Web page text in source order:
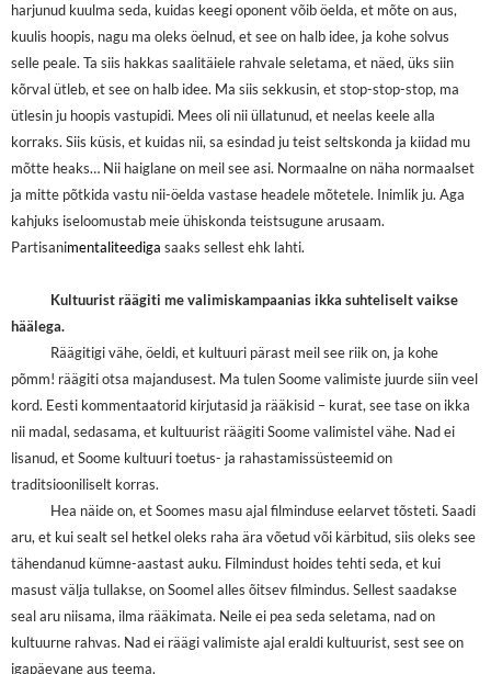
harjunud kuulma seda, kuidas keegi oponent võib öelda, et mõte on aus,
kuulis hoopis, nagu ma oleks öelnud, et see on halb idee, ja kohe solvus
selle peale. Ta siis hakkas saalitäiele rahvale seletama, et näed, üks siin
kõrval ütleb, et see on halb idee. Ma siis sekkusin, et stop-stop-stop, ma
ütlesin ju hoopis vastupidi. Mees oli nii üllatunud, et neelas keele alla
korraks. Siis küsis, et kuidas nii, sa esindad ju teist seltskonda ja kiidad mu
mõtte heaks… Nii haiglane on meil see asi. Normaalne on näha normaalset
ja mitte põtkida vastu nii-öelda vastase headele mõtetele. Inimlik ju. Aga
kahjuks iseloomustab meie ühiskonda teistsugune arusaam.
Partisanimentaliteediga saaks sellest ehk lahti.
Kultuurist räägiti me valimiskampaanias ikka suhteliselt vaikse
häälega.
Räägitigi vähe, öeldi, et kultuuri pärast meil see riik on, ja kohe
põmm! räägiti otsa majandusest. Ma tulen Soome valimiste juurde siin veel
kord. Eesti kommentaatorid kirjutasid ja rääkisid – kurat, see tase on ikka
nii madal, sedasama, et kultuurist räägiti Soome valimistel vähe. Nad ei
lisanud, et Soome kultuuri toetus- ja rahastamissüsteemid on
traditsiooniliselt korras.
Hea näide on, et Soomes masu ajal filminduse eelarvet tõsteti. Saadi
aru, et kui sealt sel hetkel oleks raha ära võetud või kärbitud, siis oleks see
tähendanud kümne-aastast auku. Filmindust hoides tehti seda, et kui
masust välja tullakse, on Soomel alles õitsev filmindus. Sellest saadakse
seal aru niisama, ilma rääkimata. Neile ei pea seda seletama, nad on
kultuurne rahvas. Nad ei räägi valimiste ajal eraldi kultuurist, sest see on
igapäevane aus teema.